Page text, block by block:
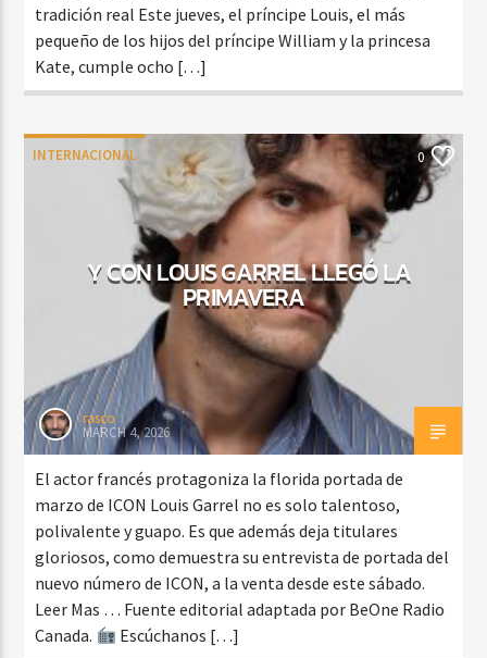
tradición real Este jueves, el príncipe Louis, el más
pequeño de los hijos del príncipe William y la princesa
Kate, cumple ocho […]
INTERNACIONAL 0
Y CON LOUIS GARREL LLEGÓ LA
PRIMAVERA
rasco
MARCH 4, 2026
El actor francés protagoniza la florida portada de
marzo de ICON Louis Garrel no es solo talentoso,
polivalente y guapo. Es que además deja titulares
gloriosos, como demuestra su entrevista de portada del
nuevo número de ICON, a la venta desde este sábado.
Leer Mas … Fuente editorial adaptada por BeOne Radio
Canada.
Escúchanos […]